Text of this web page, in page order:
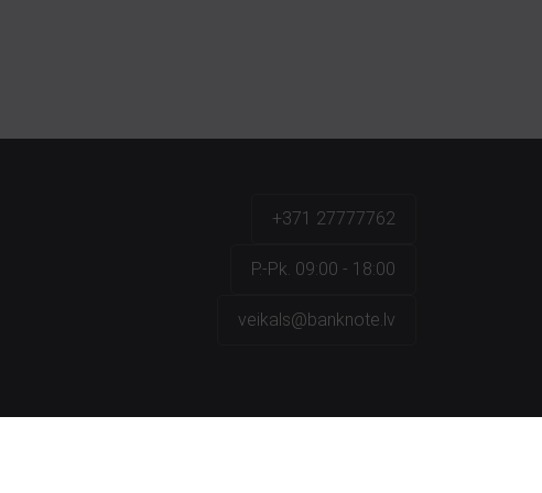
+371 27777762
P.-Pk. 09:00 - 18:00
veikals@banknote.lv